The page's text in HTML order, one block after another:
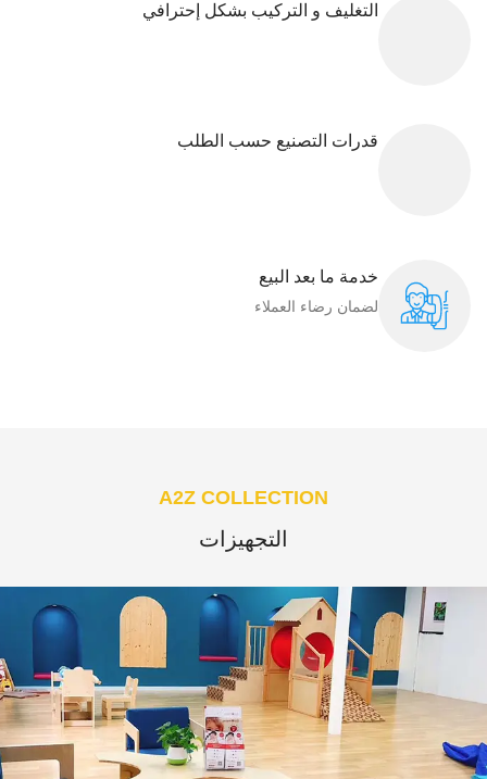
التغليف و التركيب بشكل إحترافي
قدرات التصنيع حسب الطلب
خدمة ما بعد البيع
لضمان رضاء العملاء​
A2Z COLLECTION
التجهيزات